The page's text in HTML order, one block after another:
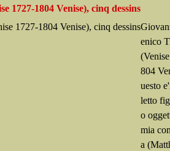
1727-1804 Venise), cinq dessins
enico
804
uesto
letto
o
mia
a